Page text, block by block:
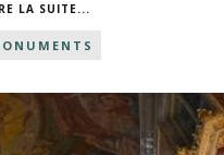
LA SUITE...